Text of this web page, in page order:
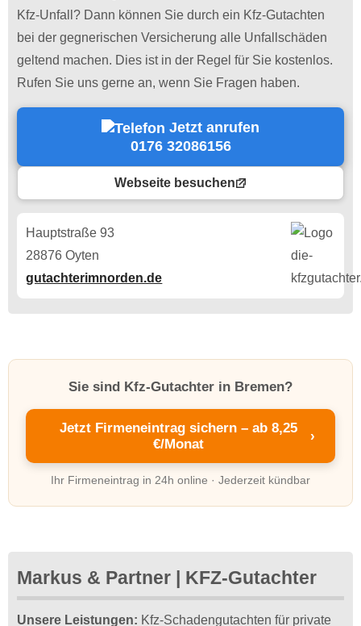
Kfz-Unfall? Dann können Sie durch ein Kfz-Gutachten
bei der gegnerischen Versicherung alle Unfallschäden
geltend machen. Dies ist in der Regel für Sie kostenlos.
Rufen Sie uns gerne an, wenn Sie Fragen haben.
Jetzt anrufen
0176 32086156
Webseite besuchen
Hauptstraße 93
28876 Oyten
gutachterimnorden.de
Sie sind Kfz-Gutachter in Bremen?
Jetzt Firmeneintrag sichern – ab 8,25
€/Monat
›
Ihr Firmeneintrag in 24h online · Jederzeit kündbar
Markus & Partner | KFZ-Gutachter
Unsere Leistungen: Kfz-Schadengutachten für private